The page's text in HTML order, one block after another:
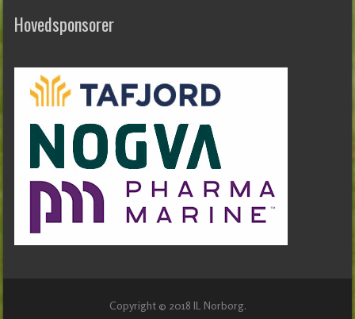
Hovedsponsorer
Copyright © 2018 IL Norborg.